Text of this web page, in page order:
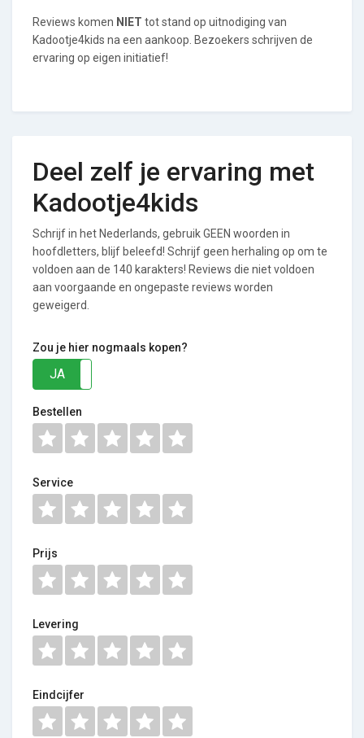
Reviews komen NIET tot stand op uitnodiging van
Kadootje4kids na een aankoop. Bezoekers schrijven de
ervaring op eigen initiatief!
Deel zelf je ervaring met
Kadootje4kids
Schrijf in het Nederlands, gebruik GEEN woorden in
hoofdletters, blijf beleefd! Schrijf geen herhaling op om te
voldoen aan de 140 karakters! Reviews die niet voldoen
aan voorgaande en ongepaste reviews worden
geweigerd.
Zou je hier nogmaals kopen?
JA
Bestellen
Service
Prijs
Levering
Eindcijfer